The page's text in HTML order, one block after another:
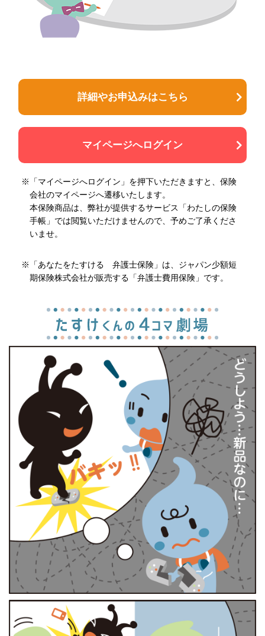
詳細やお申込みはこちら
マイページへログイン
※「マイページへログイン」を押下いただきますと、保険
会社のマイページへ遷移いたします。
本保険商品は、弊社が提供するサービス「わたしの保険
手帳」では閲覧いただけませんので、予めご了承くださ
いませ。
※「あなたをたすける 弁護士保険」は、ジャパン少額短
期保険株式会社が販売する「弁護士費用保険」です。